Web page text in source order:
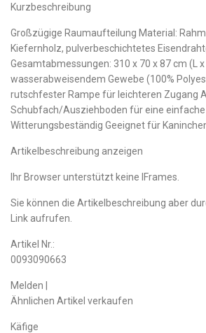
Kurzbeschreibung
Großzügige Raumaufteilung Material:
Kiefernholz, pulverbeschichtetes
Gesamtabmessungen: 310 x 70 x 87 cm (L
wasserabweisendem Gewebe (100%
rutschfester Rampe für leichteren Zugang
Schubfach/Ausziehboden für eine einfache
Witterungsbeständig Geeignet für
Artikelbeschreibung anzeigen
Ihr Browser unterstützt keine IFrames.
Sie können die Artikelbeschreibung aber
Link aufrufen.
Artikel Nr.:
0093090663
Melden |
Ähnlichen Artikel verkaufen
Käfige